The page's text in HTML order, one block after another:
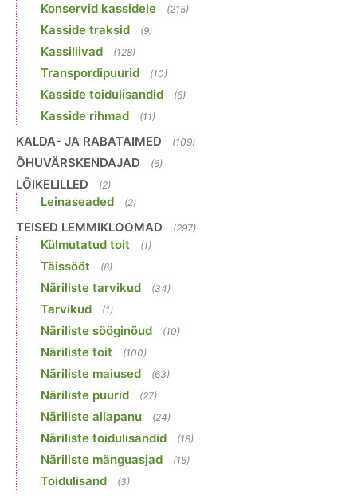
Konservid kassidele (215)
Kasside traksid (9)
Kassiliivad (128)
Transpordipuurid (10)
Kasside toidulisandid (6)
Kasside rihmad (11)
KALDA- JA RABATAIMED (109)
ÕHUVÄRSKENDAJAD (6)
LÕIKELILLED (2)
Leinaseaded (2)
TEISED LEMMIKLOOMAD (297)
Külmutatud toit (1)
Täissööt (8)
Näriliste tarvikud (34)
Tarvikud (1)
Näriliste sööginõud (10)
Näriliste toit (100)
Näriliste maiused (63)
Näriliste puurid (27)
Näriliste allapanu (24)
Näriliste toidulisandid (18)
Näriliste mänguasjad (15)
Toidulisand (3)